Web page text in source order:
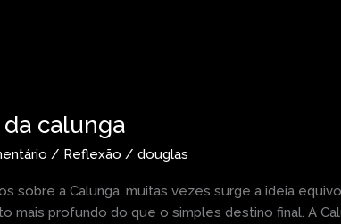
calunga
/ Reflexão /douglas
sobre a Calunga, muitas vezes surge a ideia
mais profundo do que o simples destino final. A